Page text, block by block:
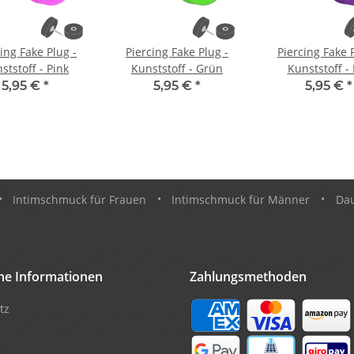
Fake Plug -
- Pink
5,95 € *
Piercing Fake Plug -
Kunststoff - Grün
5,95 € *
Piercing Fake
Kunststoff -
5,95 € *
Intimschmuck für Frauen • Intimschmuck für Männer •
Informationen Zahlungsmethoden